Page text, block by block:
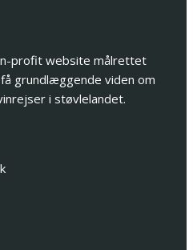
profit website målrettet
grundlæggende viden om
i støvlelandet.